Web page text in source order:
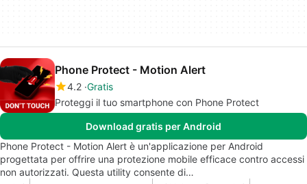
Phone Protect - Motion Alert
4.2 Gratis
Proteggi il tuo smartphone con Phone Protect
Download gratis per Android
Phone Protect - Motion Alert è un'applicazione per Android
progettata per offrire una protezione mobile efficace contro accessi
non autorizzati. Questa utility consente di…